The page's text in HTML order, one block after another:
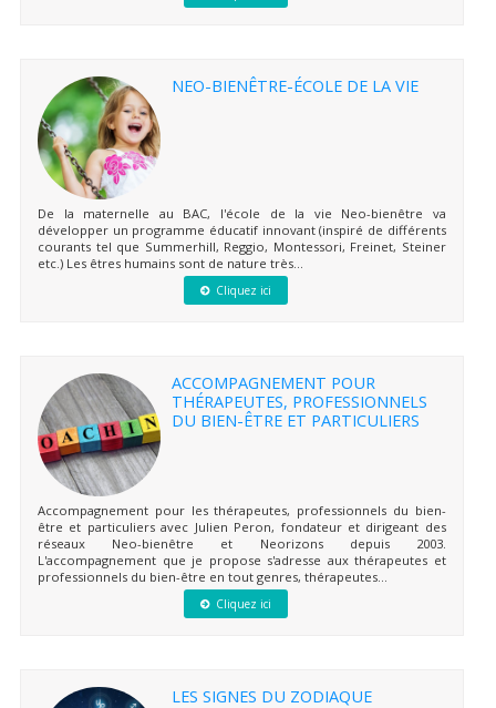
NEO-BIENÊTRE-ÉCOLE DE LA VIE
De la maternelle au BAC, l'école de la vie Neo-bienêtre va
développer un programme éducatif innovant (inspiré de différents
courants tel que Summerhill, Reggio, Montessori, Freinet, Steiner
etc.) Les êtres humains sont de nature très...
Cliquez ici
ACCOMPAGNEMENT POUR
THÉRAPEUTES, PROFESSIONNELS
DU BIEN-ÊTRE ET PARTICULIERS
Accompagnement pour les thérapeutes, professionnels du bien-
être et particuliers avec Julien Peron, fondateur et dirigeant des
réseaux Neo-bienêtre et Neorizons depuis 2003.
L'accompagnement que je propose s'adresse aux thérapeutes et
professionnels du bien-être en tout genres, thérapeutes...
Cliquez ici
LES SIGNES DU ZODIAQUE